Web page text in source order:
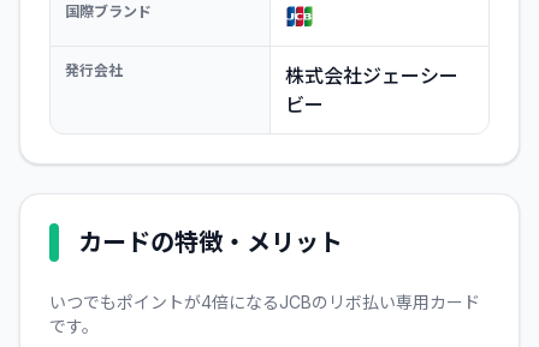
国際ブランド
発行会社
株式会社ジェーシー
ビー
カードの特徴・メリット
いつでもポイントが4倍になるJCBのリボ払い専用カード
です。